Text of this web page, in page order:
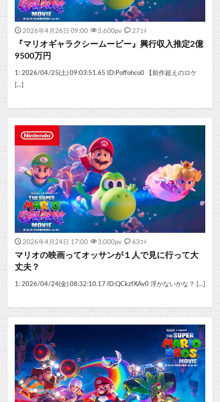
2026年4月26日 09:00 3,600pv 27ｺﾒ
『マリオギャラクシームービー』興行収入推定2億
9500万円
1: 2026/04/25(土) 09:03:51.65 ID:Poffohco0 【前作超えのロケ
[…]
2026年4月24日 17:00 3,000pv 63ｺﾒ
マリオの映画ってオッサンが１人で見に行って大
丈夫？
1: 2026/04/24(金) 08:32:10.17 ID:QCkzfXAv0 浮かないかな？ […]